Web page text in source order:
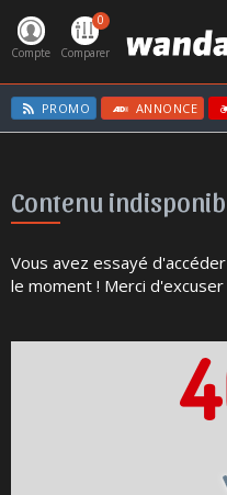
Compte
0
Comparer
PROMO ANNONCE
Contenu
Vous avez essayé
le moment ! Merci